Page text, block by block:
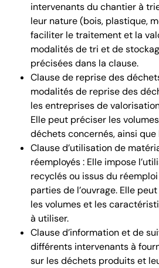
intervenants du chantier à
leur nature (bois, plastique,
faciliter le traitement et la
modalités de tri et de
précisées dans la clause.
Clause de reprise des
modalités de reprise des
les entreprises de
Elle peut préciser les
déchets concernés, ainsi
Clause d’utilisation de
réemployés : Elle impose
recyclés ou issus du
parties de l’ouvrage. Elle
les volumes et les
à utiliser.
Clause d’information et de
différents intervenants à
sur les déchets produits et